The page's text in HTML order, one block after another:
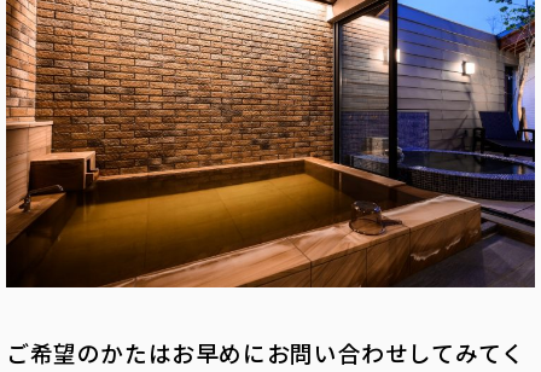
ご希望のかたはお早めにお問い合わせしてみてく